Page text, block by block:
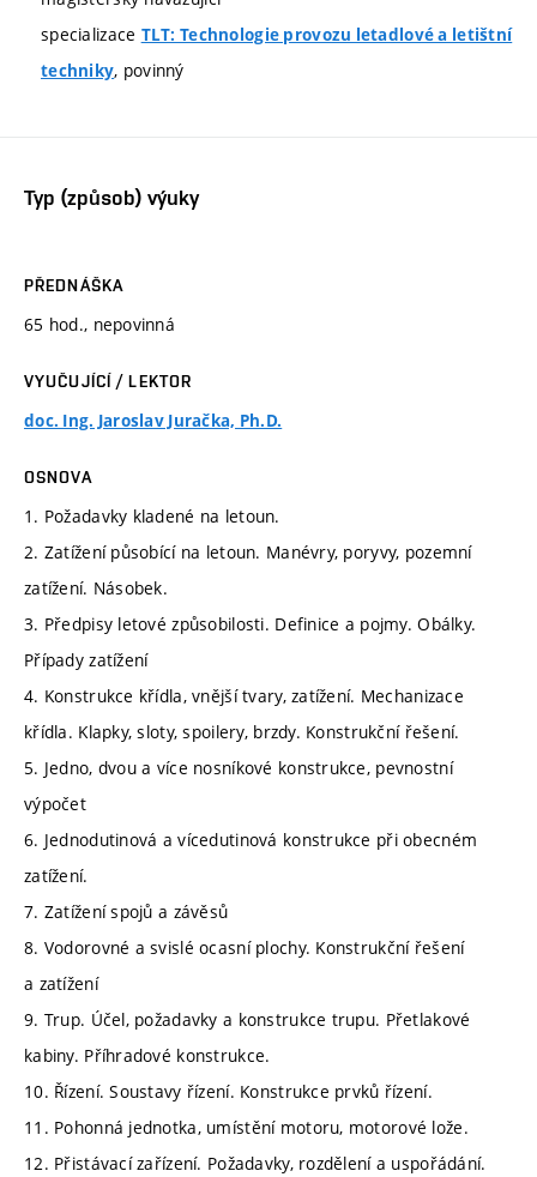
specializace TLT: Technologie provozu letadlové a letištní
techniky, povinný
Typ (způsob) výuky
PŘEDNÁŠKA
65 hod., nepovinná
VYUČUJÍCÍ / LEKTOR
doc. Ing. Jaroslav Juračka, Ph.D.
OSNOVA
1. Požadavky kladené na letoun.
2. Zatížení působící na letoun. Manévry, poryvy, pozemní
zatížení. Násobek.
3. Předpisy letové způsobilosti. Definice a pojmy. Obálky.
Případy zatížení
4. Konstrukce křídla, vnější tvary, zatížení. Mechanizace
křídla. Klapky, sloty, spoilery, brzdy. Konstrukční řešení.
5. Jedno, dvou a více nosníkové konstrukce, pevnostní
výpočet
6. Jednodutinová a vícedutinová konstrukce při obecném
zatížení.
7. Zatížení spojů a závěsů
8. Vodorovné a svislé ocasní plochy. Konstrukční řešení
a zatížení
9. Trup. Účel, požadavky a konstrukce trupu. Přetlakové
kabiny. Příhradové konstrukce.
10. Řízení. Soustavy řízení. Konstrukce prvků řízení.
11. Pohonná jednotka, umístění motoru, motorové lože.
12. Přistávací zařízení. Požadavky, rozdělení a uspořádání.